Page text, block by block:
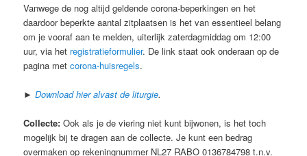
Vanwege de nog altijd geldende corona-beperkingen en het
daardoor beperkte aantal zitplaatsen is het van essentieel belang
om je vooraf aan te melden, uiterlijk zaterdagmiddag om 12:00
uur, via het registratieformulier. De link staat ook onderaan op de
pagina metcorona-huisregels.
►Download hier alvast de liturgie.
Collecte: Ook als je de viering niet kunt bijwonen, is het toch
mogelijk bij te dragen aan de collecte. Je kunt een bedrag
overmaken op rekeningnummer NL27 RABO 0136784798 t.n.v.